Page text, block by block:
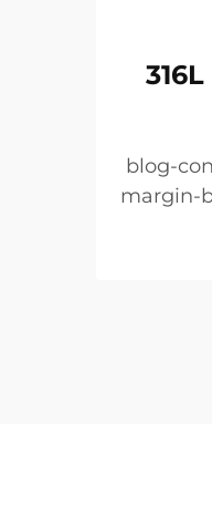
لماذا فولاذ المقاوم للصدأ 316L
.blog-
margin-